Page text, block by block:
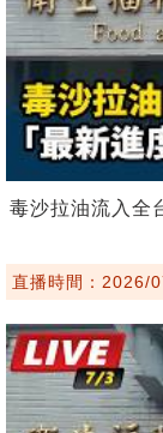
毒沙拉油流入全
直播時間：2026/